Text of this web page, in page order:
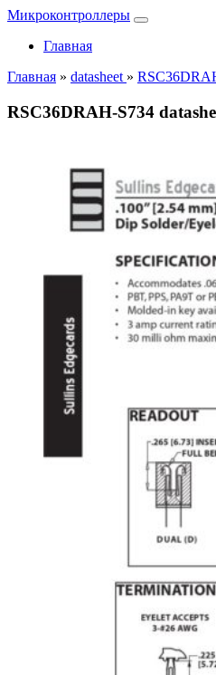
Микроконтроллеры
Главная
Главная » datasheet »
RSC36DRAH-S734